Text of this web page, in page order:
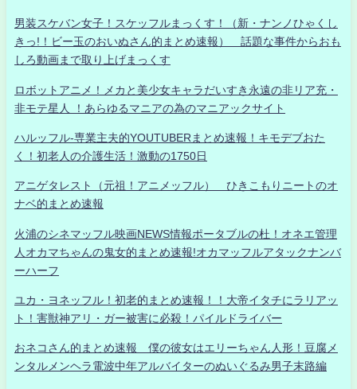
男装スケバン女子！スケッフルまっくす！（新・ナンノひゃくし
きっ!！ビー玉のおいぬさん的まとめ速報） 話題な事件からおも
しろ動画まで取り上げまっくす
ロボットアニメ！メカと美少女キャラだいすき永遠の非リア充・
非モテ星人 ！あらゆるマニアの為のマニアックサイト
ハルッフル-専業主夫的YOUTUBERまとめ速報！キモデブおた
く！初老人の介護生活！激動の1750日
アニゲタレスト（元祖！アニメッフル） ひきこもりニートのオ
ナベ的まとめ速報
火浦のシネマッフル映画NEWS情報ポータブルの杜！オネエ管理
人オカマちゃんの鬼女的まとめ速報!オカマッフルアタックナンバ
ーハーフ
ユカ・ヨネッフル！初老的まとめ速報！！大帝イタチにラリアッ
ト！害獣神アリ・ガー被害に必殺！パイルドライバー
おネコさん的まとめ速報 僕の彼女はエリーちゃん人形！豆腐メ
ンタルメンヘラ電波中年アルバイターのぬいぐるみ男子末路編